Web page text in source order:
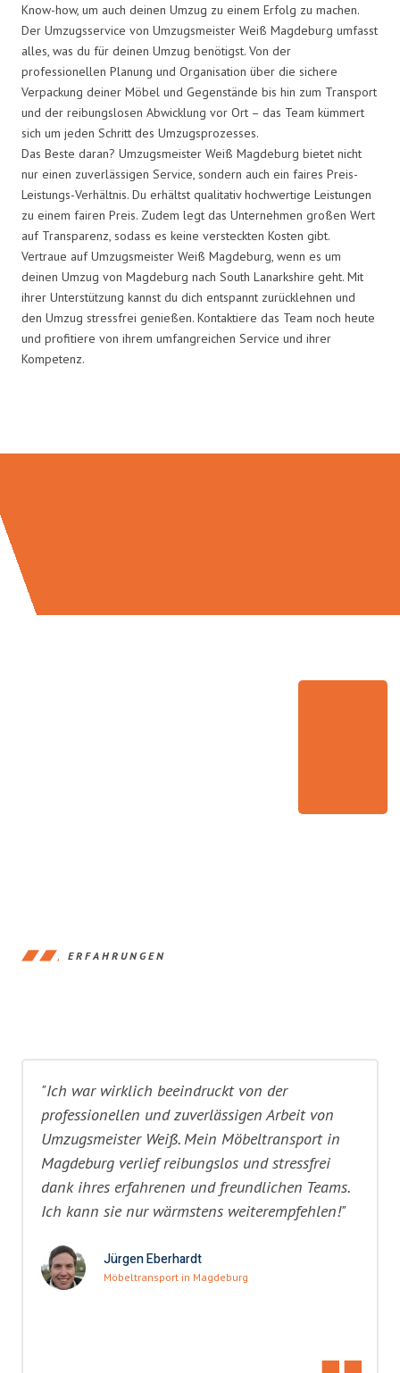
Know-how, um auch deinen Umzug zu einem Erfolg zu machen.
Der Umzugsservice von Umzugsmeister Weiß Magdeburg umfasst
alles, was du für deinen Umzug benötigst. Von der
professionellen Planung und Organisation über die sichere
Verpackung deiner Möbel und Gegenstände bis hin zum Transport
und der reibungslosen Abwicklung vor Ort – das Team kümmert
sich um jeden Schritt des Umzugsprozesses.
Das Beste daran? Umzugsmeister Weiß Magdeburg bietet nicht
nur einen zuverlässigen Service, sondern auch ein faires Preis-
Leistungs-Verhältnis. Du erhältst qualitativ hochwertige Leistungen
zu einem fairen Preis. Zudem legt das Unternehmen großen Wert
auf Transparenz, sodass es keine versteckten Kosten gibt.
Vertraue auf Umzugsmeister Weiß Magdeburg, wenn es um
deinen Umzug von Magdeburg nach South Lanarkshire geht. Mit
ihrer Unterstützung kannst du dich entspannt zurücklehnen und
den Umzug stressfrei genießen. Kontaktiere das Team noch heute
und profitiere von ihrem umfangreichen Service und ihrer
Kompetenz.
ERFAHRUNGEN
"Ich war wirklich beeindruckt von der
professionellen und zuverlässigen Arbeit von
Umzugsmeister Weiß. Mein Möbeltransport in
Magdeburg verlief reibungslos und stressfrei
dank ihres erfahrenen und freundlichen Teams.
Ich kann sie nur wärmstens weiterempfehlen!"
Jürgen Eberhardt
Möbeltransport in Magdeburg